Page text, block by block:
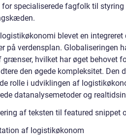
for specialiserede fagfolk til
blevet en
på verdensplan. Globaliseringen
hvilket har øget behovet
den øgede kompleksitet. Den
rolle i udviklingen af
datanalysemetoder og
af teksten til featured snippet
af logistikøkonom